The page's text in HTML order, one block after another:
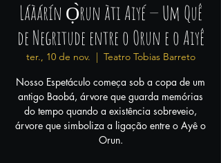
Láàárín Ọ̀run àti Aiyé — Um Quê
de Negritude entre o Orun e o Aiyê
ter., 10 de nov.
  |
Teatro Tobias Barreto
Nosso Espetáculo começa sob a copa de um
antigo Baobá, árvore que guarda memórias
do tempo quando a existência sobreveio,
árvore que simboliza a ligação entre o Ayê o
Orun.